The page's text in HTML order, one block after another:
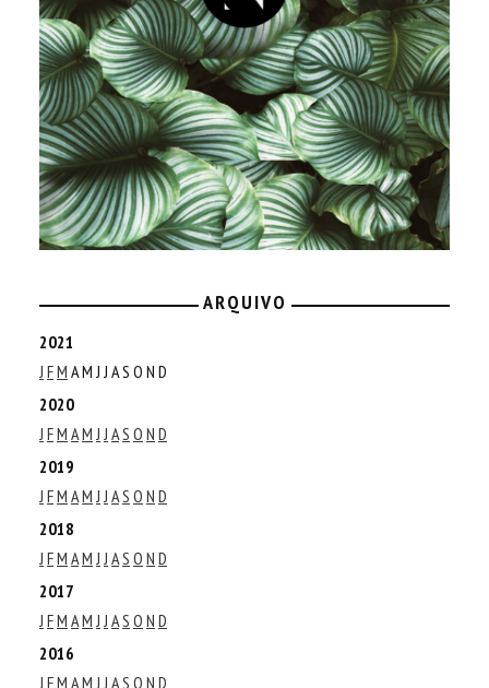
ARQUIVO
2021
J FM AM J J AS O N D
2020
J FM AM J J AS O N D
2019
J FM AM J J AS O N D
2018
J FM AM J J AS O N D
2017
J FM AM J J AS O N D
2016
J FM AM J J AS O N D